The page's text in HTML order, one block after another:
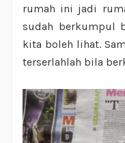
rumah ini jadi
sudah berkumpul
kita boleh lihat.
terserlahlah bila